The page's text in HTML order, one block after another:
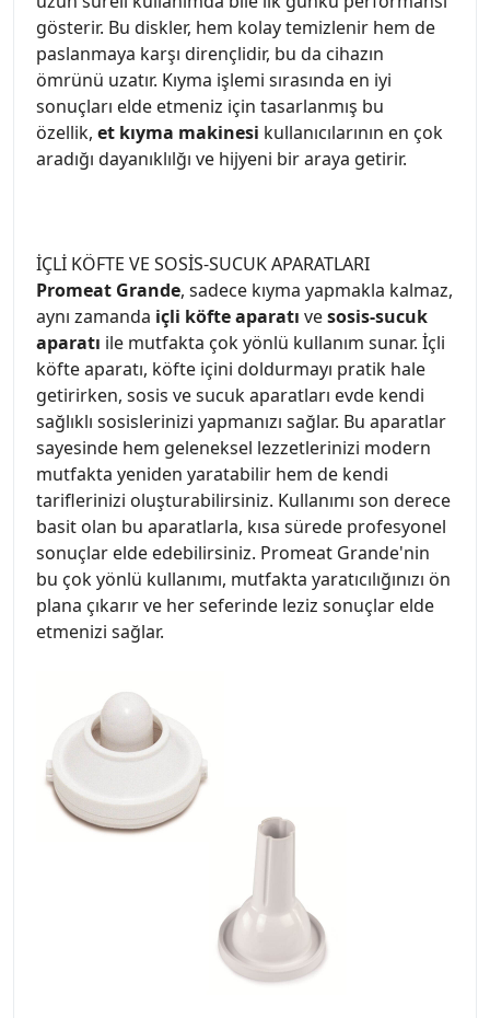
gösterir. Bu diskler, hem kolay temizlenir hem de
paslanmaya karşı dirençlidir, bu da cihazın
ömrünü uzatır. Kıyma işlemi sırasında en iyi
sonuçları elde etmeniz için tasarlanmış bu
özellik, et kıyma makinesi kullanıcılarının en çok
aradığı dayanıklılğı ve hijyeni bir araya getirir.
İÇLİ KÖFTE VE SOSİS-SUCUK APARATLARI
Promeat Grande, sadece kıyma yapmakla kalmaz,
aynı zamanda içli köfteaparatı vesosis-sucuk
aparatı ile mutfakta çok yönlü kullanım sunar. İçli
köfte aparatı, köfte içini doldurmayı pratik hale
getirirken, sosis ve sucuk aparatları evde kendi
sağlıklı sosislerinizi yapmanızı sağlar. Bu aparatlar
sayesinde hem geleneksel lezzetlerinizi modern
mutfakta yeniden yaratabilir hem de kendi
tariflerinizi oluşturabilirsiniz. Kullanımı son derece
basit olan bu aparatlarla, kısa sürede profesyonel
sonuçlar elde edebilirsiniz. Promeat Grande'nin
bu çok yönlü kullanımı, mutfakta yaratıcılığınızı ön
plana çıkarır ve her seferinde leziz sonuçlar elde
etmenizi sağlar.